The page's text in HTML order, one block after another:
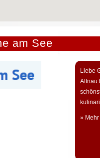
am See
Liebe
Altnau
»